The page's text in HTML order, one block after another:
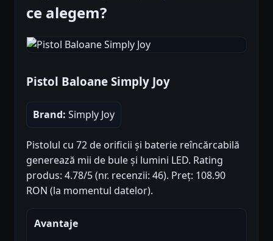
ce alegem?
Pistol Baloane Simply Joy
Brand: Simply Joy
Pistolul cu 72 de orificii și baterie reîncărcabilă
generează mii de bule și lumini LED. Rating
produs: 4.78/5 (nr. recenzii: 46). Preț: 108.90
RON (la momentul datelor).
Avantaje